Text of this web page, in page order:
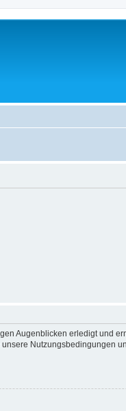
Augenblicken erledigt und
Nutzungsbedingungen